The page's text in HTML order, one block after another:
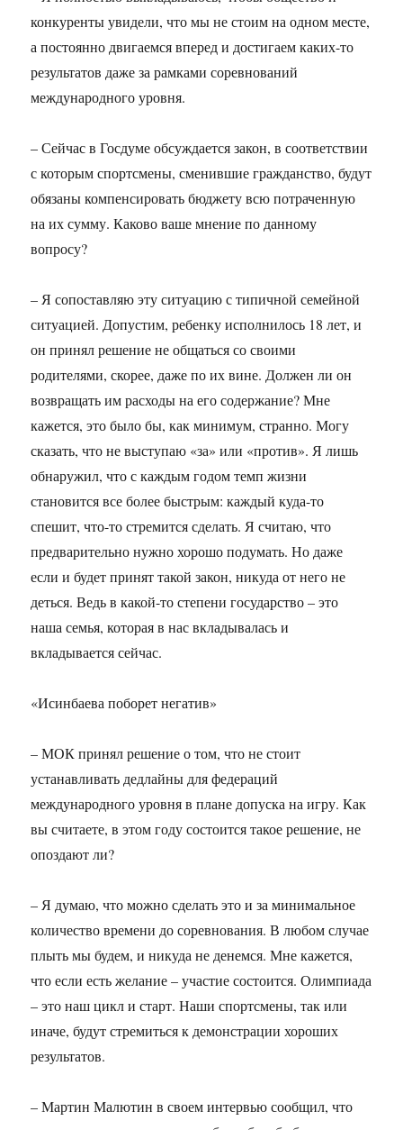
конкуренты увидели, что мы не стоим на одном месте,
а постоянно двигаемся вперед и достигаем каких-то
результатов даже за рамками соревнований
международного уровня.
– Сейчас в Госдуме обсуждается закон, в соответствии
с которым спортсмены, сменившие гражданство, будут
обязаны компенсировать бюджету всю потраченную
на их сумму. Каково ваше мнение по данному
вопросу?
– Я сопоставляю эту ситуацию с типичной семейной
ситуацией. Допустим, ребенку исполнилось 18 лет, и
он принял решение не общаться со своими
родителями, скорее, даже по их вине. Должен ли он
возвращать им расходы на его содержание? Мне
кажется, это было бы, как минимум, странно. Могу
сказать, что не выступаю «за» или «против». Я лишь
обнаружил, что с каждым годом темп жизни
становится все более быстрым: каждый куда-то
спешит, что-то стремится сделать. Я считаю, что
предварительно нужно хорошо подумать. Но даже
если и будет принят такой закон, никуда от него не
деться. Ведь в какой-то степени государство – это
наша семья, которая в нас вкладывалась и
вкладывается сейчас.
«Исинбаева поборет негатив»
– МОК принял решение о том, что не стоит
устанавливать дедлайны для федераций
международного уровня в плане допуска на игру. Как
вы считаете, в этом году состоится такое решение, не
опоздают ли?
– Я думаю, что можно сделать это и за минимальное
количество времени до соревнования. В любом случае
плыть мы будем, и никуда не денемся. Мне кажется,
что если есть желание – участие состоится. Олимпиада
– это наш цикл и старт. Наши спортсмены, так или
иначе, будут стремиться к демонстрации хороших
результатов.
– Мартин Малютин в своем интервью сообщил, что